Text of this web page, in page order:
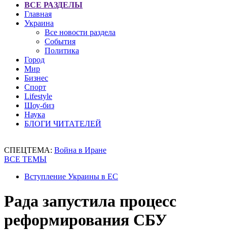
ВСЕ РАЗДЕЛЫ
Главная
Украина
Все новости раздела
События
Политика
Город
Мир
Бизнес
Спорт
Lifestyle
Шоу-биз
Наука
БЛОГИ ЧИТАТЕЛЕЙ
СПЕЦТЕМА: Война в Иране
ВСЕ ТЕМЫ
Вступление Украины в ЕС
Рада запустила процесс
реформирования СБУ